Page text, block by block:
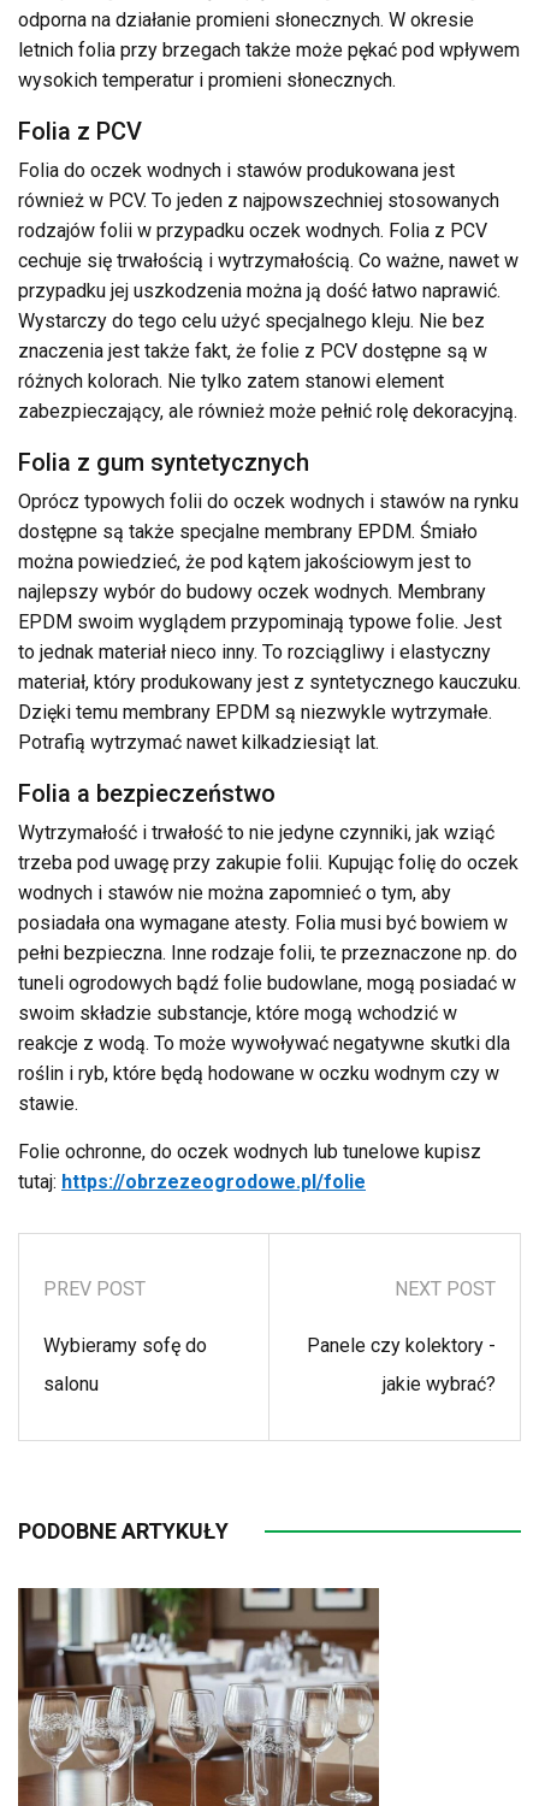
odporna na działanie promieni słonecznych. W okresie
letnich folia przy brzegach także może pękać pod wpływem
wysokich temperatur i promieni słonecznych.
Folia z PCV
Folia do oczek wodnych i stawów produkowana jest
również w PCV. To jeden z najpowszechniej stosowanych
rodzajów folii w przypadku oczek wodnych. Folia z PCV
cechuje się trwałością i wytrzymałością. Co ważne, nawet w
przypadku jej uszkodzenia można ją dość łatwo naprawić.
Wystarczy do tego celu użyć specjalnego kleju. Nie bez
znaczenia jest także fakt, że folie z PCV dostępne są w
różnych kolorach. Nie tylko zatem stanowi element
zabezpieczający, ale również może pełnić rolę dekoracyjną.
Folia z gum syntetycznych
Oprócz typowych folii do oczek wodnych i stawów na rynku
dostępne są także specjalne membrany EPDM. Śmiało
można powiedzieć, że pod kątem jakościowym jest to
najlepszy wybór do budowy oczek wodnych. Membrany
EPDM swoim wyglądem przypominają typowe folie. Jest
to jednak materiał nieco inny. To rozciągliwy i elastyczny
materiał, który produkowany jest z syntetycznego kauczuku.
Dzięki temu membrany EPDM są niezwykle wytrzymałe.
Potrafią wytrzymać nawet kilkadziesiąt lat.
Folia a bezpieczeństwo
Wytrzymałość i trwałość to nie jedyne czynniki, jak wziąć
trzeba pod uwagę przy zakupie folii. Kupując folię do oczek
wodnych i stawów nie można zapomnieć o tym, aby
posiadała ona wymagane atesty. Folia musi być bowiem w
pełni bezpieczna. Inne rodzaje folii, te przeznaczone np. do
tuneli ogrodowych bądź folie budowlane, mogą posiadać w
swoim składzie substancje, które mogą wchodzić w
reakcje z wodą. To może wywoływać negatywne skutki dla
roślin i ryb, które będą hodowane w oczku wodnym czy w
stawie.
Folie ochronne, do oczek wodnych lub tunelowe kupisz
tutaj: https://obrzezeogrodowe.pl/folie
PREV POST
Wybieramy sofę do
salonu
NEXT POST
Panele czy kolektory -
jakie wybrać?
PODOBNE ARTYKUŁY